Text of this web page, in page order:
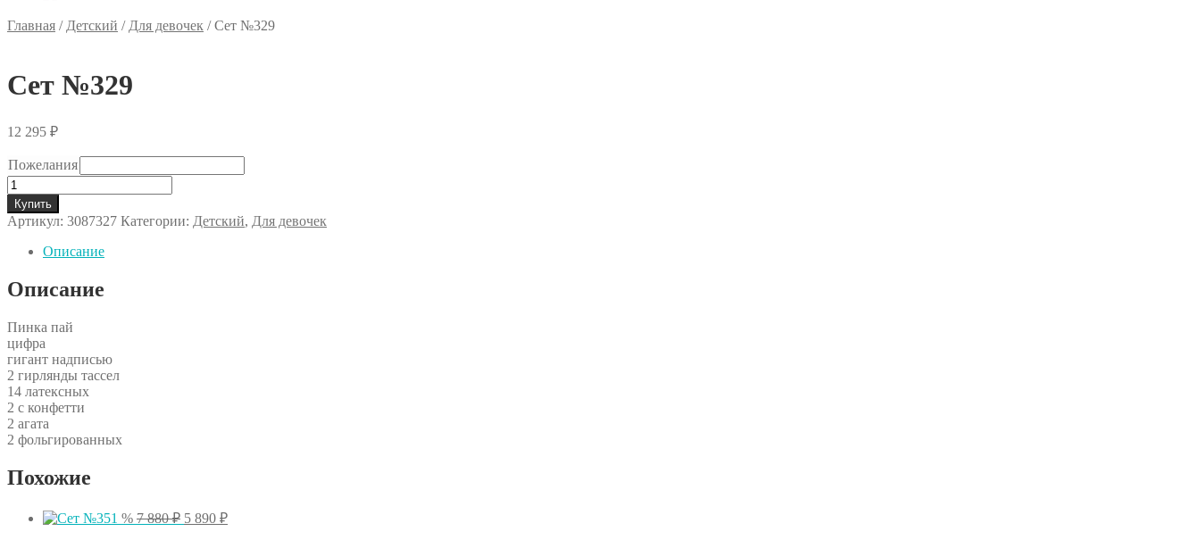
Главная / Детский / Для девочек /Сет №329
Сет №329
12 295 ₽
Пожелания
Количество
товара
Сет
№329
Купить
Артикул: 3087327 Категории: Детский, Для девочек
Описание
Описание
Пинка пай
цифра
гигант надписью
2 гирлянды тассел
14 латексных
2 с конфетти
2 агата
2 фольгированных
Похожие
% 7 880₽ Первоначальная
5 890 ₽Текущая